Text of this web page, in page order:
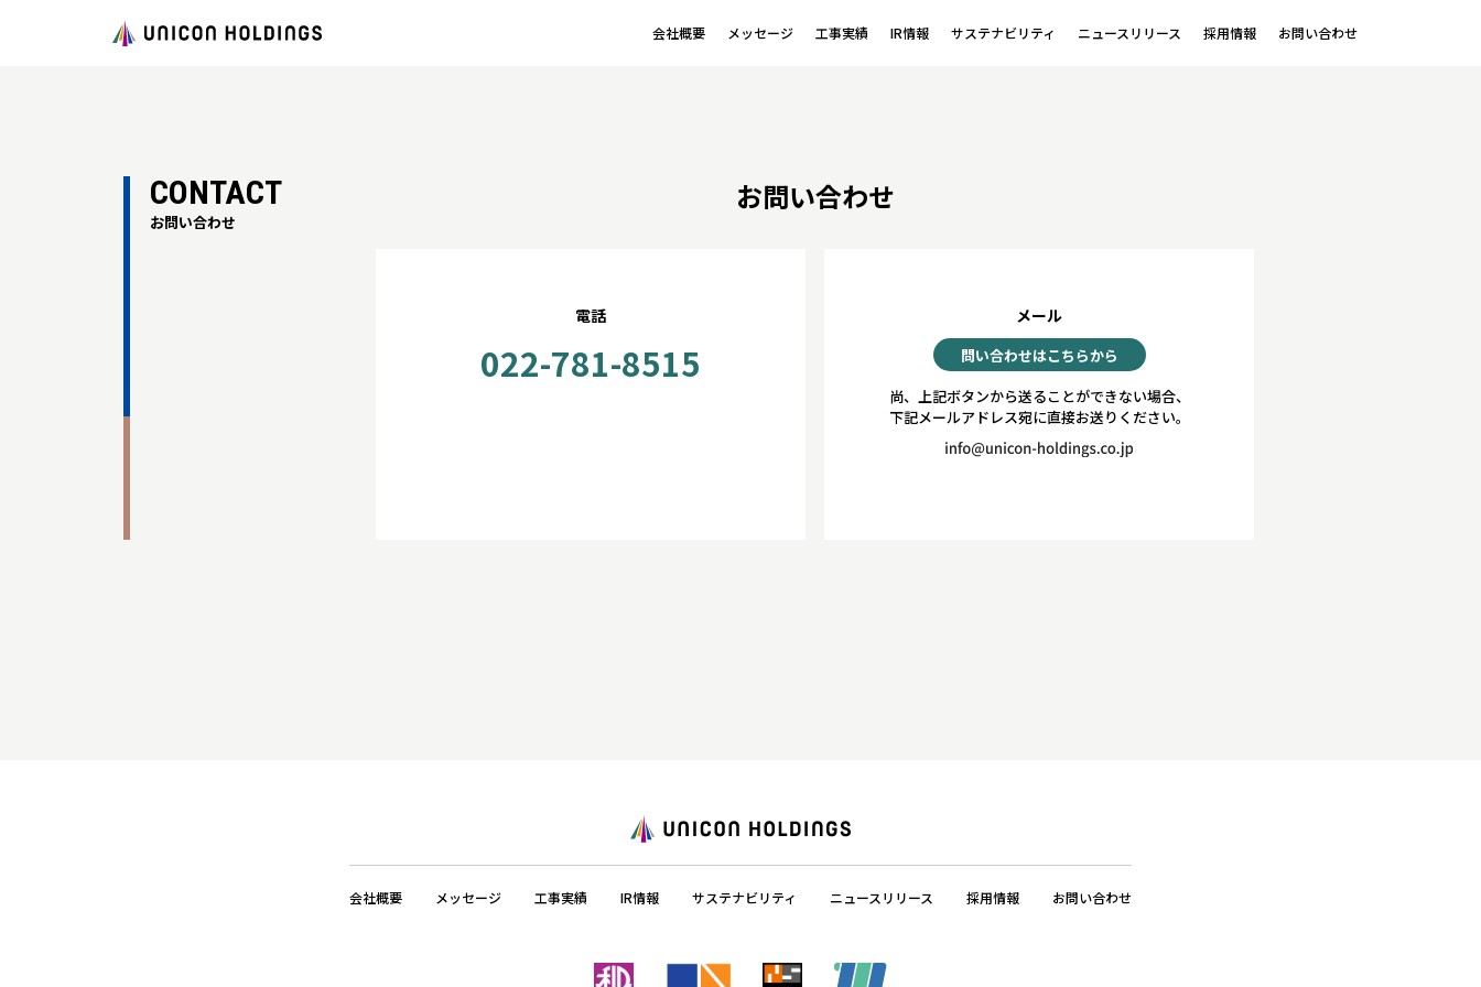
会社概要 メッセージ 工事実績 IR情報 サステナビリティ ニュースリリース 採用情報 お問い合わせ
CONTACT
お問い合わせ
お問い合わせ
電話
022-781-8515
メール
問い合わせはこちらから
尚、上記ボタンから送ることができない場合、
下記メールアドレス宛に直接お送りください。
会社概要 メッセージ 工事実績 IR情報 サステナビリティ ニュースリリース 採用情報 お問い合わせ